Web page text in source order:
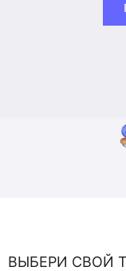
ВЫБЕРИ СВОЙ